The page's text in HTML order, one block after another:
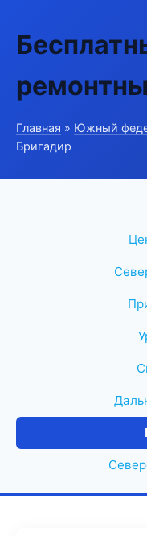
Главная » Южный
Бригадир